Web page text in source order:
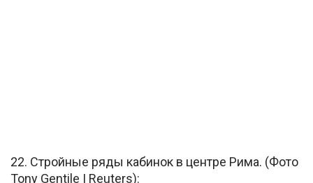
22. Стройные ряды кабинок в центре Рима. (Фото
Tony Gentile | Reuters):